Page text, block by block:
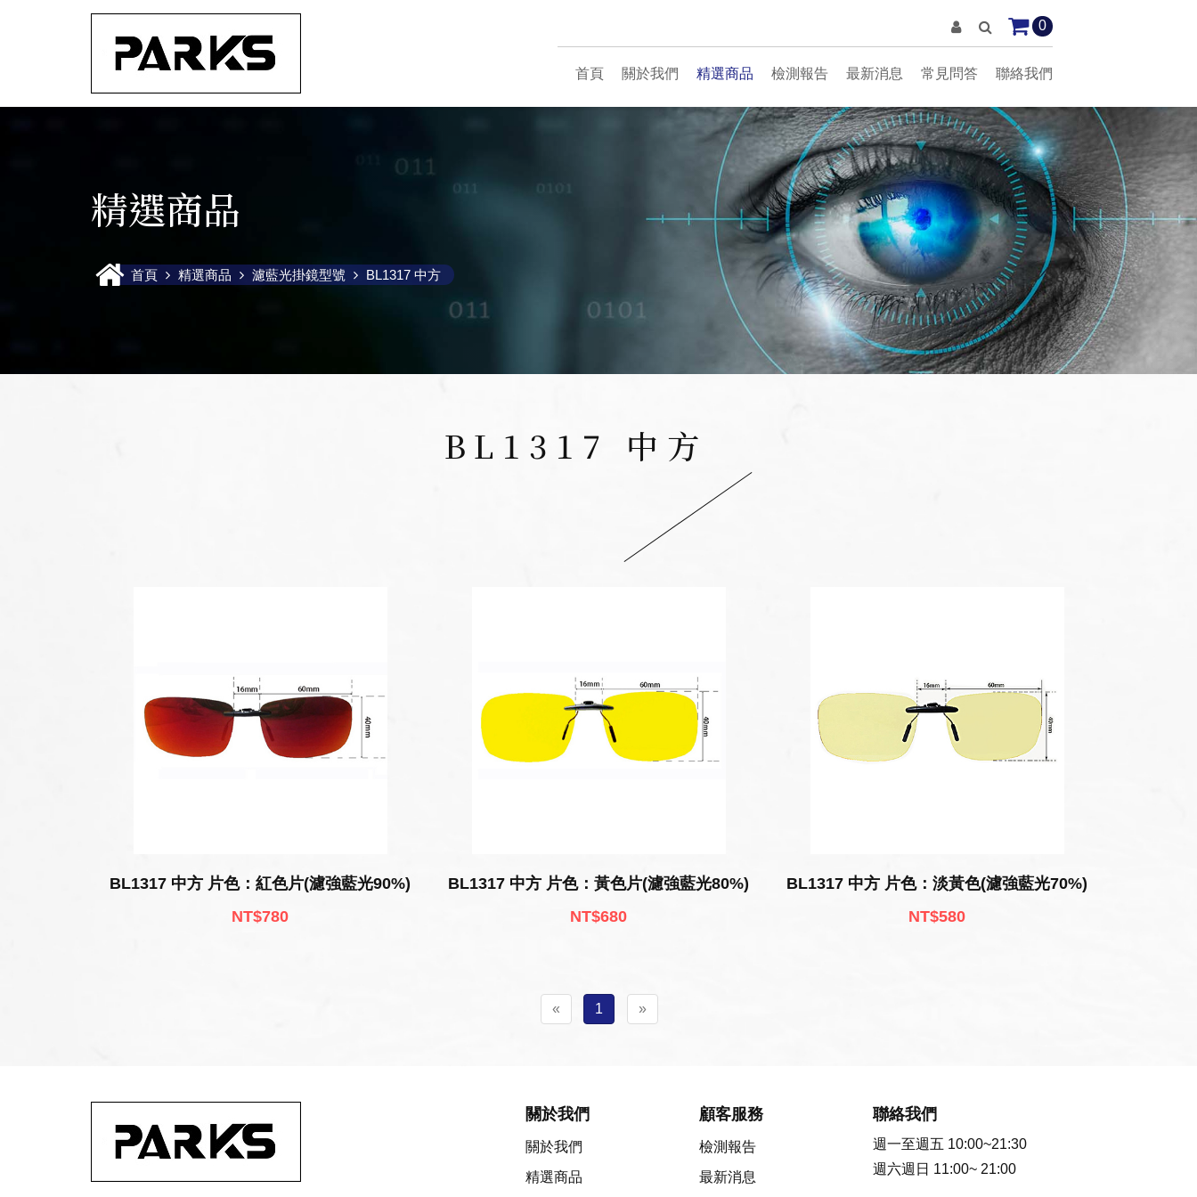
0
首頁 關於我們 精選商品 檢測報告 最新消息 常見問答 聯絡我們
精選商品
首頁 精選商品 濾藍光掛鏡型號 BL1317 中方
BL1317 中方
BL1317 中方 片色：紅色片(濾強藍光90%)
NT$780
BL1317 中方 片色：黃色片(濾強藍光80%)
NT$680
BL1317 中方 片色：淡黃色(濾強藍光70%)
NT$580
« 1 »
關於我們
關於我們
精選商品
顧客服務
檢測報告
最新消息
聯絡我們
週一至週五 10:00~21:30
週六週日 11:00~ 21:00